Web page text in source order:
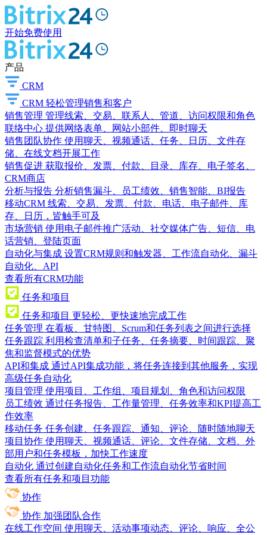
开始免费使用
产品
CRM
CRM 轻松管理销售和客户
销售管理 管理线索、交易、联系人、管道、访问权限和角色
联络中心 提供网络表单、网站小部件、即时聊天
销售团队协作 使用聊天、视频通话、任务、日历、文件存
储、在线文档开展工作
销售促进 获取报价、发票、付款、目录、库存、电子签名、
CRM商店
分析与报告 分析销售漏斗、员工绩效、销售智能、BI报告
移动CRM 线索、交易、发票、付款、电话、电子邮件、库
存、日历，皆触手可及
市场营销 使用电子邮件推广活动、社交媒体广告、短信、电
话营销、登陆页面
自动化与集成 设置CRM规则和触发器、工作流自动化、漏斗
自动化、API
查看所有CRM功能
任务和项目
任务和项目 更轻松、更快速地完成工作
任务管理 在看板、甘特图、Scrum和任务列表之间进行选择
任务跟踪 利用检查清单和子任务、任务摘要、时间跟踪、聚
焦和监督模式的优势
API和集成 通过API集成功能，将任务连接到其他服务，实现
高级任务自动化
项目管理 使用项目、工作组、项目规划、角色和访问权限
员工绩效 通过任务报告、工作量管理、任务效率和KPI提高工
作效率
移动任务 任务创建、任务跟踪、通知、评论、随时随地聊天
项目协作 使用聊天、视频通话、评论、文件存储、文档、外
部用户和任务模板，加快工作速度
自动化 通过创建自动化任务和工作流自动化节省时间
查看所有任务和项目功能
协作
协作 加强团队合作
在线工作空间 使用聊天、活动事项动态、评论、响应、全公